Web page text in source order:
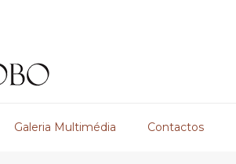
Galeria Multimédia Contactos